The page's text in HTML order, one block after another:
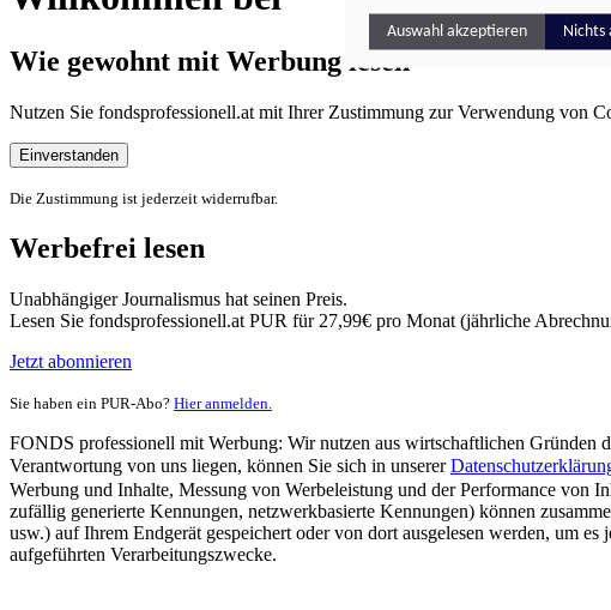
Wie gewohnt mit Werbung lesen
Nutzen Sie fondsprofessionell.at mit Ihrer Zustimmung zur Verwendung von
Einverstanden
Die Zustimmung ist jederzeit widerrufbar.
Werbefrei lesen
Unabhängiger Journalismus hat seinen Preis.
Lesen Sie fondsprofessionell.at PUR für 27,99€ pro Monat (jährliche
Jetzt abonnieren
Sie haben ein PUR-Abo? Hier anmelden.
FONDS professionell mit Werbung: Wir nutzen aus wirtschaftlichen Gründen
Verantwortung von uns liegen, können Sie sich in unserer
Werbung und Inhalte, Messung von Werbeleistung und der Performance von
zufällig generierte Kennungen, netzwerkbasierte Kennungen) können
usw.) auf Ihrem Endgerät gespeichert oder von dort ausgelesen werden, um
aufgeführten Verarbeitungszwecke.
Auswahl akzeptieren Nichts